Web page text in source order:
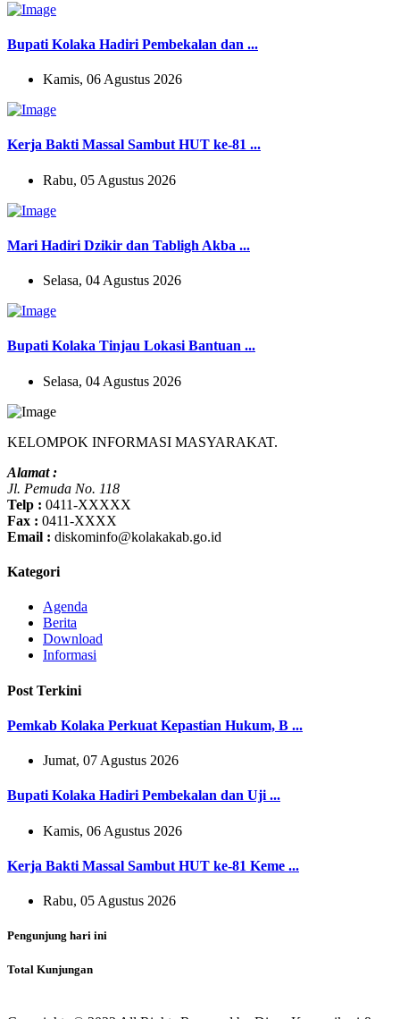
Bupati Kolaka Hadiri Pembekalan dan ...
Kamis, 06 Agustus 2026
Kerja Bakti Massal Sambut HUT ke-81 ...
Rabu, 05 Agustus 2026
Mari Hadiri Dzikir dan Tabligh Akba ...
Selasa, 04 Agustus 2026
Bupati Kolaka Tinjau Lokasi Bantuan ...
Selasa, 04 Agustus 2026
KELOMPOK INFORMASI MASYARAKAT.
Alamat :
Jl. Pemuda No. 118
Telp : 0411-XXXXX
Fax : 0411-XXXX
Email : diskominfo@kolakakab.go.id
Kategori
Agenda
Berita
Download
Informasi
Post Terkini
Pemkab Kolaka Perkuat Kepastian Hukum, B ...
Jumat, 07 Agustus 2026
Bupati Kolaka Hadiri Pembekalan dan Uji ...
Kamis, 06 Agustus 2026
Kerja Bakti Massal Sambut HUT ke-81 Keme ...
Rabu, 05 Agustus 2026
Pengunjung hari ini
Total Kunjungan